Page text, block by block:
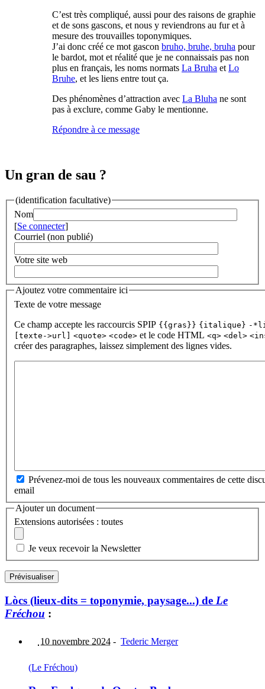
C’est très compliqué, aussi pour des raisons de graphie
et de sons gascons, et nous y reviendrons au fur et à
mesure des trouvailles toponymiques.
J’ai donc créé ce mot gascon bruho, bruhe, bruha pour
le bardot, mot et réalité que je ne connaissais pas non
plus en français, les noms normats La Bruha et Lo
Bruhe, et les liens entre tout ça.
Des phénomènes d’attraction avec La Bluha ne sont
pas à exclure, comme Gaby le mentionne.
Répondre à ce message
Un gran de sau ?
(identification facultative)
Nom
[Se connecter]
Courriel (non publié)
Votre site web
Ajoutez votre commentaire ici
Texte de votre message
Ce champ accepte les raccourcis SPIP {{gras}} {italique} -
[texte->url]
<quote> <code> et le code HTML <q> <del>
créer des paragraphes, laissez simplement des lignes vides.
Prévenez-moi de tous les nouveaux commentaires de cette
email
Ajouter un document
Extensions autorisées : toutes
Je veux recevoir la Newsletter
Lòcs (lieux-dits = toponymie, paysage...) de Le
Fréchou :
10 novembre 2024 - Tederic Merger
(Le Fréchou)